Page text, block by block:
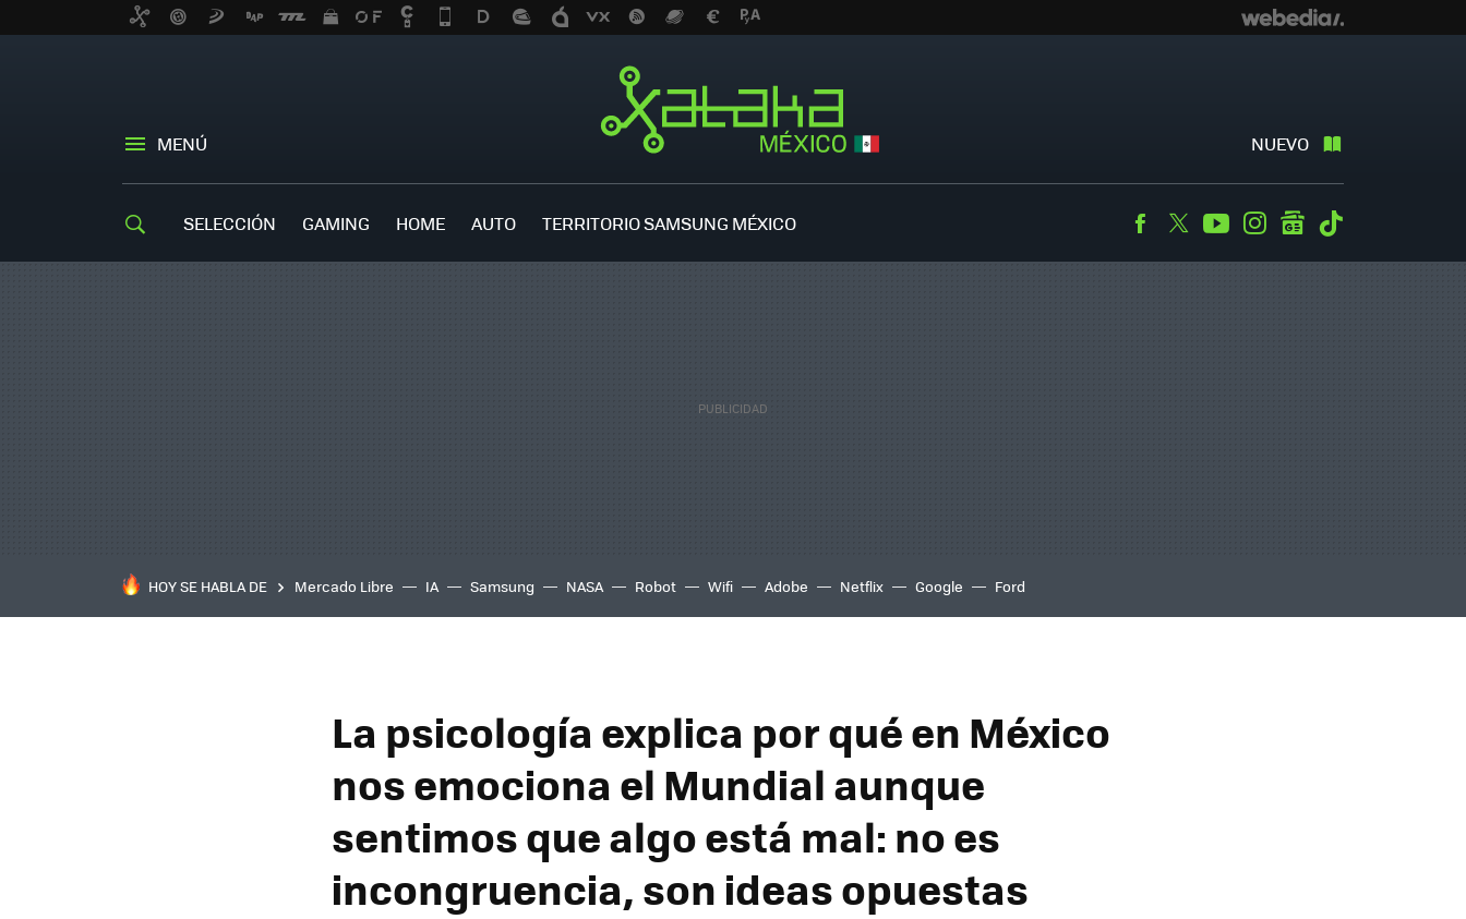
MENÚ NUEVO
SELECCIÓN GAMING HOME AUTO TERRITORIO SAMSUNG MÉXICO Facebook
TwitterYoutubeInstagramgooglenews
HOY SE HABLA DE Mercado Libre IA Samsung NASA Robot Wifi Adobe Netflix Google Ford
La psicología explica por qué en México
nos emociona el Mundial aunque
sentimos que algo está mal: no es
incongruencia, son ideas opuestas